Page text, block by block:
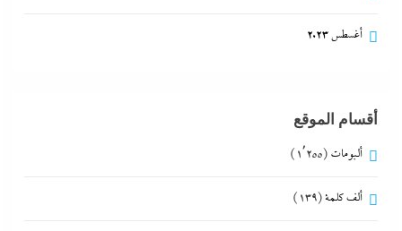
أغسطس 2023
أقسام الموقع
ألبومات (1٬255)
ألف كلمة(139)